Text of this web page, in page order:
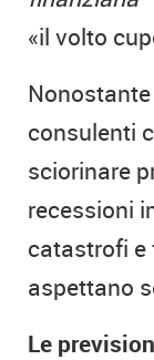
«il volto
consulenti
sciorinare
recessioni
catastrofi e
aspettano
Le